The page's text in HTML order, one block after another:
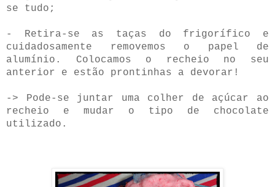
se tudo;
- Retira-se as taças do frigorífico e
cuidadosamente removemos o papel de
alumínio. Colocamos o recheio no seu
anterior e estão prontinhas a devorar!
-> Pode-se juntar uma colher de açúcar ao
recheio e mudar o tipo de chocolate
utilizado.